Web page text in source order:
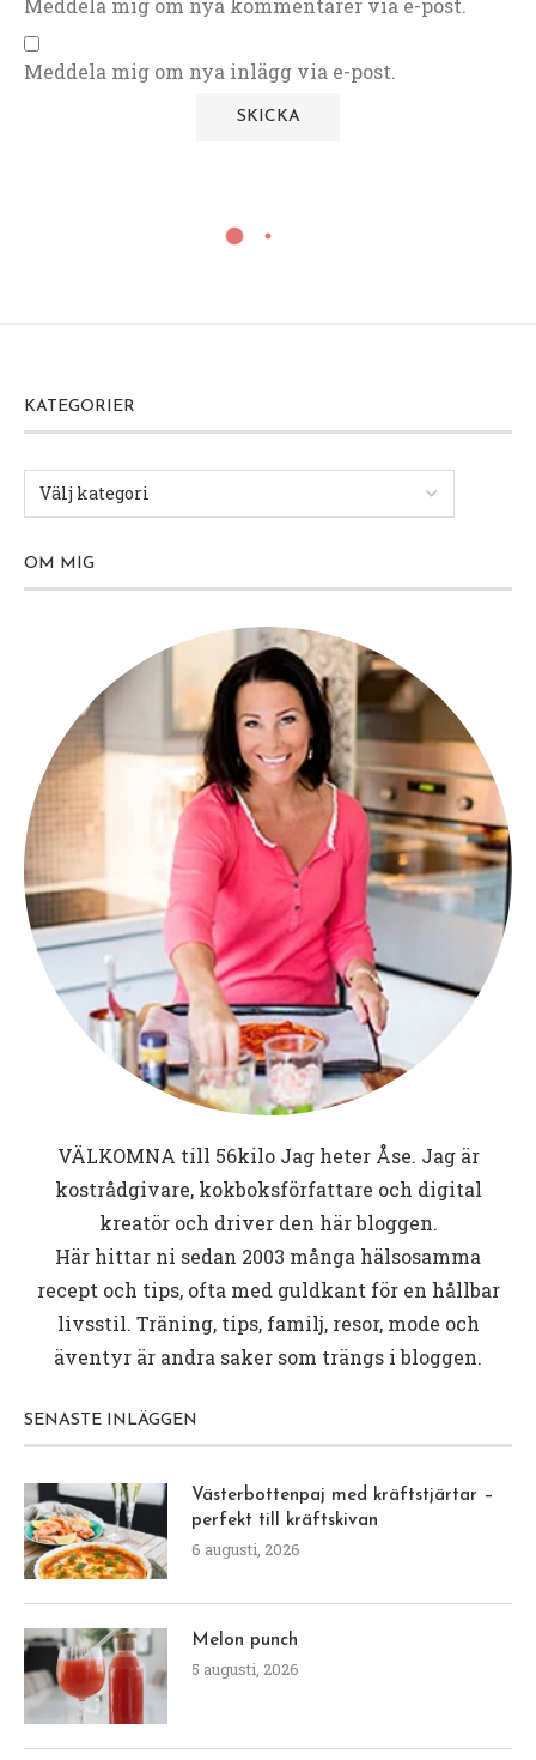
Meddela mig om nya kommentarer via e-post.
Meddela mig om nya inlägg via e-post.
KATEGORIER
OM MIG
VÄLKOMNA till 56kiloJag heter Åse. Jag är
kostrådgivare, kokboksförfattare och digital
kreatör och driver den här bloggen.
Här hittar ni sedan 2003 många hälsosamma
recept och tips, ofta med guldkant för en hållbar
livsstil. Träning, tips, familj, resor, mode och
äventyr är andra saker som trängs i bloggen.
SENASTE INLÄGGEN
Västerbottenpaj med kräftstjärtar –
perfekt till kräftskivan
6 augusti, 2026
Melon punch
5 augusti, 2026